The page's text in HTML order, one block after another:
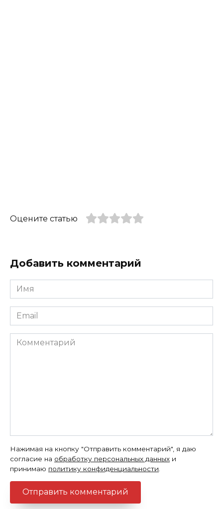
Оцените статью
Добавить комментарий
Имя
*
Email
*
Комментарий
Нажимая на кнопку "Отправить комментарий", я даю
согласие на обработку персональных данных и
принимаю политику конфиденциальности